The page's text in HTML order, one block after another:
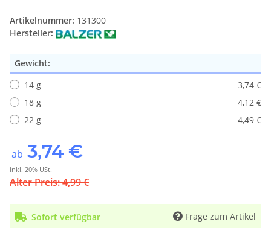
Artikelnummer: 131300
Hersteller:
Gewicht:
14 g
3,74 €
18 g
4,12 €
22 g
4,49 €
ab 3,74 €
inkl. 20% USt.
Alter Preis: 4,99 €
Sofort verfügbar Frage zum Artikel